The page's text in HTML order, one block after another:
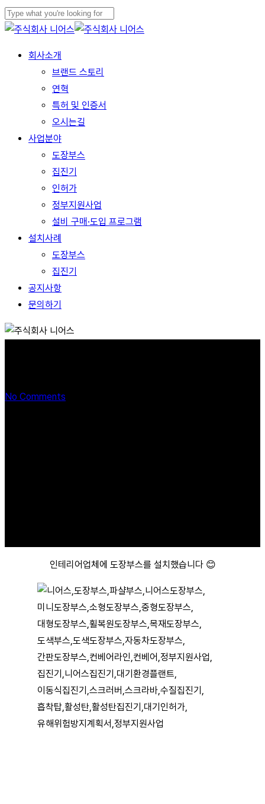
Skip
to
content
Close
Menu
회사소개
브랜드 스토리
연혁
특허 및 인증서
오시는길
사업분야
도장부스
집진기
인허가
정부지원사업
설비 구매·도입 프로그램
설치사례
도장부스
집진기
공지사항
문의하기
No Comments
인테리어업체에 도장부스를 설치했습니다 😊